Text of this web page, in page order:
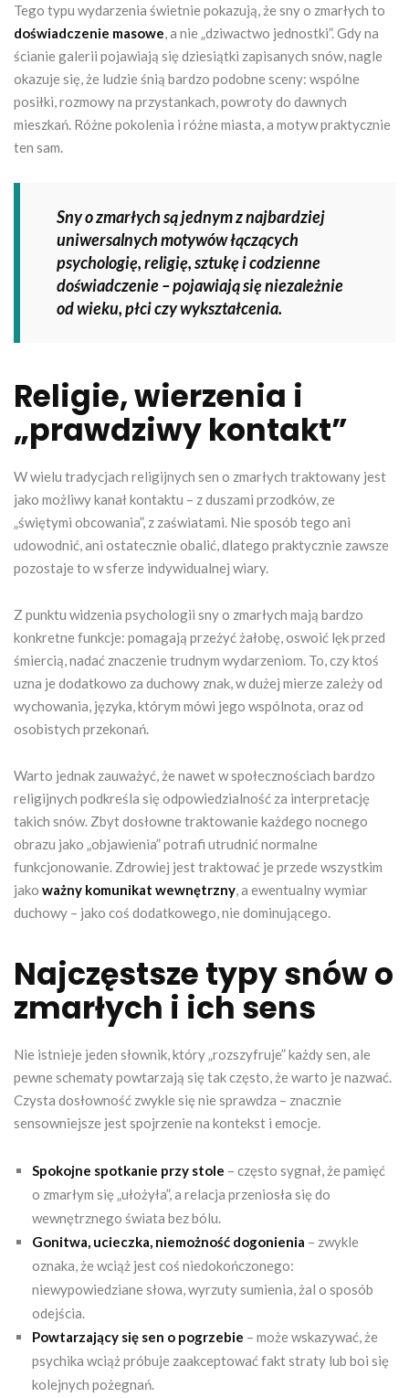
Tego typu wydarzenia świetnie pokazują, że sny o zmarłych to
doświadczenie masowe , a nie „dziwactwo jednostki”. Gdy na
ścianie galerii pojawiają się dziesiątki zapisanych snów, nagle
okazuje się, że ludzie śnią bardzo podobne sceny: wspólne
posiłki, rozmowy na przystankach, powroty do dawnych
mieszkań. Różne pokolenia i różne miasta, a motyw praktycznie
ten sam.
Sny o zmarłych są jednym z najbardziej
uniwersalnych motywów łączących
psychologię, religię, sztukę i codzienne
doświadczenie – pojawiają się niezależnie
od wieku, płci czy wykształcenia.
Religie, wierzenia i
„prawdziwy kontakt”
W wielu tradycjach religijnych sen o zmarłych traktowany jest
jako możliwy kanał kontaktu – z duszami przodków, ze
„świętymi obcowania”, z zaświatami. Nie sposób tego ani
udowodnić, ani ostatecznie obalić, dlatego praktycznie zawsze
pozostaje to w sferze indywidualnej wiary.
Z punktu widzenia psychologii sny o zmarłych mają bardzo
konkretne funkcje: pomagają przeżyć żałobę, oswoić lęk przed
śmiercią, nadać znaczenie trudnym wydarzeniom. To, czy ktoś
uzna je dodatkowo za duchowy znak, w dużej mierze zależy od
wychowania, języka, którym mówi jego wspólnota, oraz od
osobistych przekonań.
Warto jednak zauważyć, że nawet w społecznościach bardzo
religijnych podkreśla się odpowiedzialność za interpretację
takich snów. Zbyt dosłowne traktowanie każdego nocnego
obrazu jako „objawienia” potrafi utrudnić normalne
funkcjonowanie. Zdrowiej jest traktować je przede wszystkim
jako ważny komunikat wewnętrzny , a ewentualny wymiar
duchowy – jako coś dodatkowego, nie dominującego.
Najczęstsze typy snów o
zmarłych i ich sens
Nie istnieje jeden słownik, który „rozszyfruje” każdy sen, ale
pewne schematy powtarzają się tak często, że warto je nazwać.
Czysta dosłowność zwykle się nie sprawdza – znacznie
sensowniejsze jest spojrzenie na kontekst i emocje.
Spokojne spotkanie przy stole – często sygnał, że pamięć
o zmarłym się „ułożyła”, a relacja przeniosła się do
wewnętrznego świata bez bólu.
Gonitwa, ucieczka, niemożność dogonienia – zwykle
oznaka, że wciąż jest coś niedokończonego:
niewypowiedziane słowa, wyrzuty sumienia, żal o sposób
odejścia.
Powtarzający się sen o pogrzebie – może wskazywać, że
psychika wciąż próbuje zaakceptować fakt straty lub boi się
kolejnych pożegnań.